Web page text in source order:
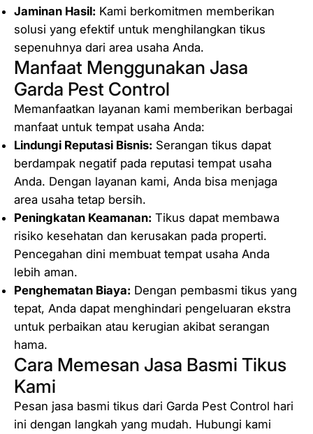
Jaminan Hasil: Kami berkomitmen memberikan
solusi yang efektif untuk menghilangkan tikus
sepenuhnya dari area usaha Anda.
Manfaat Menggunakan Jasa
Garda Pest Control
Memanfaatkan layanan kami memberikan berbagai
manfaat untuk tempat usaha Anda:
Lindungi Reputasi Bisnis: Serangan tikus dapat
berdampak negatif pada reputasi tempat usaha
Anda. Dengan layanan kami, Anda bisa menjaga
area usaha tetap bersih.
Peningkatan Keamanan: Tikus dapat membawa
risiko kesehatan dan kerusakan pada properti.
Pencegahan dini membuat tempat usaha Anda
lebih aman.
Penghematan Biaya: Dengan pembasmi tikus yang
tepat, Anda dapat menghindari pengeluaran ekstra
untuk perbaikan atau kerugian akibat serangan
hama.
Cara Memesan Jasa Basmi Tikus
Kami
Pesan jasa basmi tikus dari Garda Pest Control hari
ini dengan langkah yang mudah. Hubungi kami